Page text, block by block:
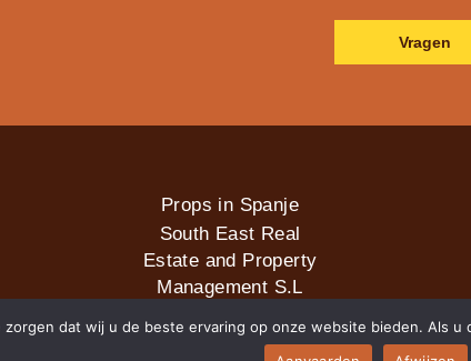
Vragen
Props in Spanje
South East Real
Estate and Property
Management S.L
2026 © Casaventa
dat wij u de beste ervaring op onze website bieden. Als